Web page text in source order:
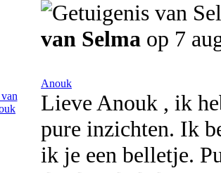
van Selma op 7
Anouk
Lieve Anouk , ik
pure inzichten. Ik
ik je een belletje.